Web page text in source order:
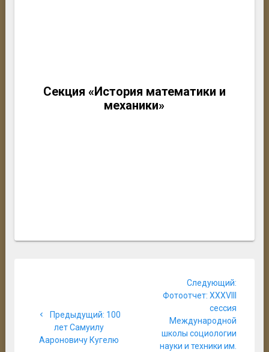
Секция «История математики и
механики»
записям
Предыдущий: Предыдущая
100
лет Самуилу
Аароновичу Кугелю
Следующий:
Фотоотчет: XXXVIII
сессия
Международной
школы социологии
науки и техники им.